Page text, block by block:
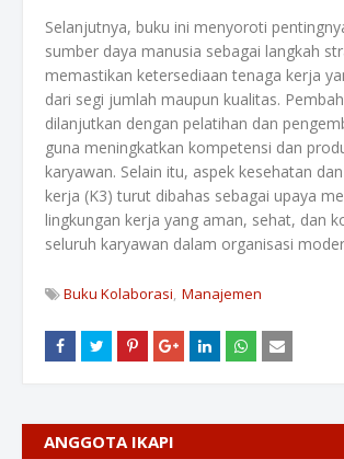
Selanjutnya, buku ini menyoroti
sumber daya manusia sebagai langkah
memastikan ketersediaan tenaga kerja
dari segi jumlah maupun kualitas.
dilanjutkan dengan pelatihan dan
guna meningkatkan kompetensi dan
karyawan. Selain itu, aspek kesehatan
kerja (K3) turut dibahas sebagai upaya
lingkungan kerja yang aman, sehat, dan
seluruh karyawan dalam organisasi
Buku Kolaborasi Manajemen
ANGGOTA IKAPI